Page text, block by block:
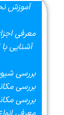
آموزش
معرفی
آشنایی
بررسی
بررسي
بررسي